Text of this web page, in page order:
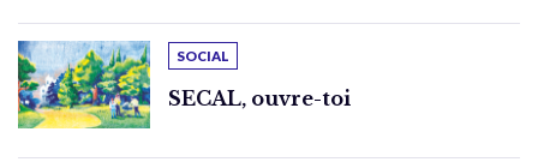
SOCIAL
SECAL, ouvre-toi